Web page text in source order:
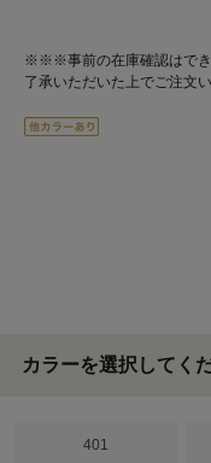
※※※事前の在庫確認はで
了承いただいた上でご注文
カラーを選択してく
401